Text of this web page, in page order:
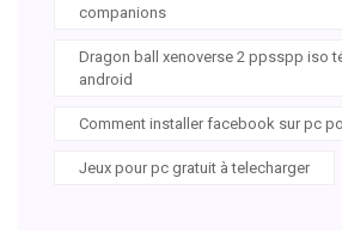
companions
Dragon ball xenoverse 2 ppsspp iso
android
Comment installer facebook sur pc
Jeux pour pc gratuit à telecharger